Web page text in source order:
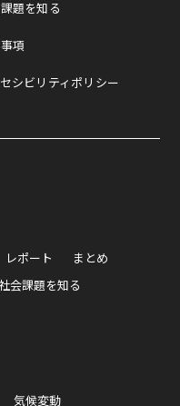
題を知る
項
シビリティポリシー
レポート
まとめ
会課題を知る
気候変動